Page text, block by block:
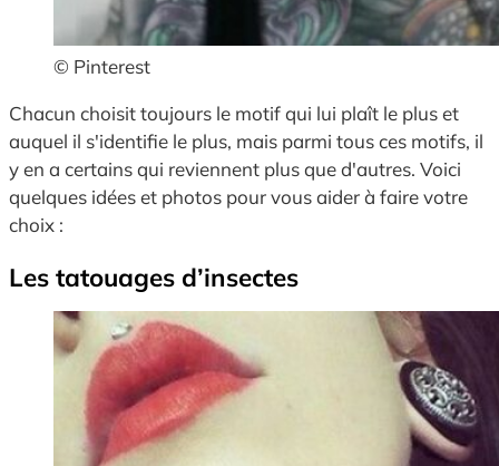
© Pinterest
Chacun choisit toujours le motif qui lui plaît le plus et
auquel il s'identifie le plus, mais parmi tous ces motifs, il
y en a certains qui reviennent plus que d'autres. Voici
quelques idées et photos pour vous aider à faire votre
choix :
Les tatouages d’insectes